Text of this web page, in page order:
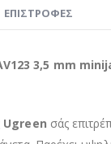
ΕΠΙΣΤΡΟΦΈΣ
3,5 mm
Ugreen σάς